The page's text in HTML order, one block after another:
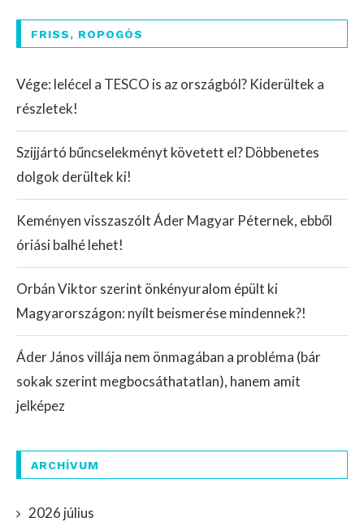
FRISS, ROPOGÓS
Vége: lelécel a TESCO is az országból? Kiderültek a
részletek!
Szijjártó bűncselekményt követett el? Döbbenetes
dolgok derültek ki!
Keményen visszaszólt Áder Magyar Péternek, ebből
óriási balhé lehet!
Orbán Viktor szerint önkényuralom épült ki
Magyarországon: nyílt beismerése mindennek?!
Áder János villája nem önmagában a probléma (bár
sokak szerint megbocsáthatatlan), hanem amit
jelképez
ARCHÍVUM
2026 július